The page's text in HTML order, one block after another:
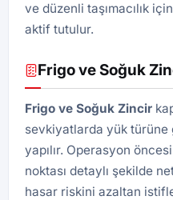
ve düzenli taşımacılık
aktif tutulur.
Frigo ve Soğuk
Frigo ve Soğuk Zincir
sevkiyatlarda yük türüne
yapılır. Operasyon
noktası detaylı şekilde
hasar riskini azaltan